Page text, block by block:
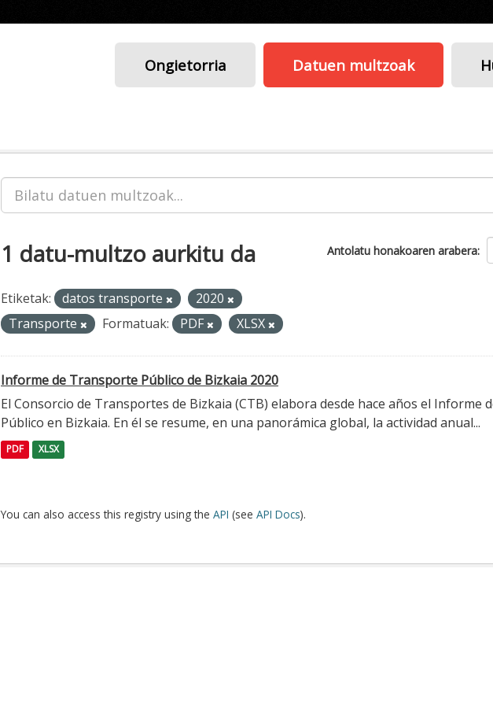
Ongietorria Datuen multzoak
Antolatu honakoaren arabera
1 datu-multzo aurkitu da
Etiketak: datos transporte
2020
Transporte
Formatuak: PDF XLSX
Informe de Transporte Público de Bizkaia 2020
El Consorcio de Transportes de Bizkaia (CTB) elabora desde hace años el Informe
Público en Bizkaia. En él se resume, en una panorámica global, la actividad anual...
PDF XLSX
You can also access this registry using the API (see API Docs).